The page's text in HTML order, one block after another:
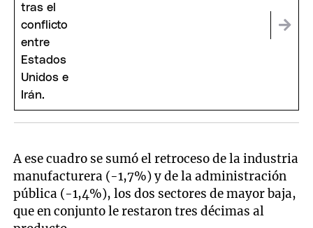
A ese cuadro se sumó el retroceso de la industria
manufacturera (-1,7%) y de la administración
pública (-1,4%), los dos sectores de mayor baja,
que en conjunto le restaron tres décimas al